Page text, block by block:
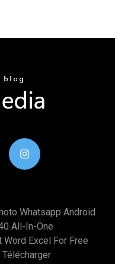
Whatsapp Android
All-In-One
Excel For Free